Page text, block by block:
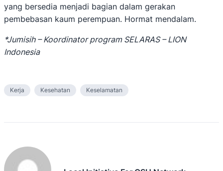
yang bersedia menjadi bagian dalam gerakan
pembebasan kaum perempuan. Hormat mendalam.
*Jumisih – Koordinator program SELARAS – LION
Indonesia
Kerja Kesehatan Keselamatan